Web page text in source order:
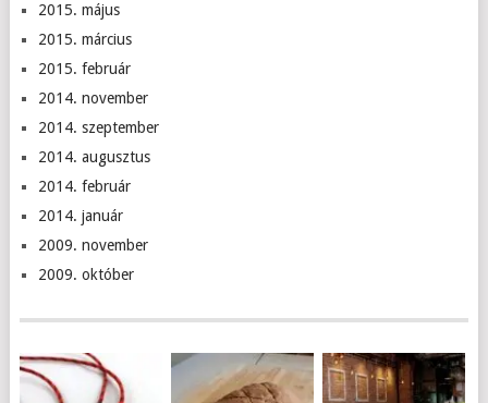
2015. május
2015. március
2015. február
2014. november
2014. szeptember
2014. augusztus
2014. február
2014. január
2009. november
2009. október